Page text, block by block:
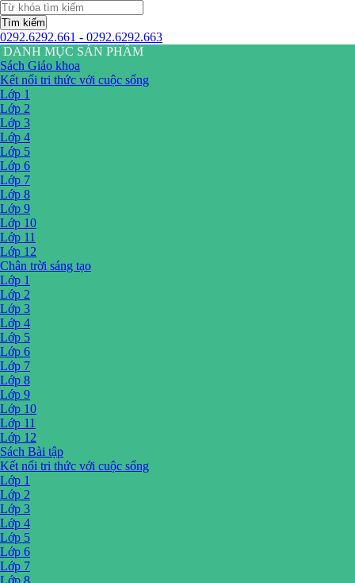
Tìm kiếm
0292.6292.661 - 0292.6292.663
DANH MỤC SẢN PHẨM
Sách Giáo khoa
Kết nối tri thức với cuộc sống
Lớp 1
Lớp 2
Lớp 3
Lớp 4
Lớp 5
Lớp 6
Lớp 7
Lớp 8
Lớp 9
Lớp 10
Lớp 11
Lớp 12
Chân trời sáng tạo
Lớp 1
Lớp 2
Lớp 3
Lớp 4
Lớp 5
Lớp 6
Lớp 7
Lớp 8
Lớp 9
Lớp 10
Lớp 11
Lớp 12
Sách Bài tập
Kết nối tri thức với cuộc sống
Lớp 1
Lớp 2
Lớp 3
Lớp 4
Lớp 5
Lớp 6
Lớp 7
Lớp 8